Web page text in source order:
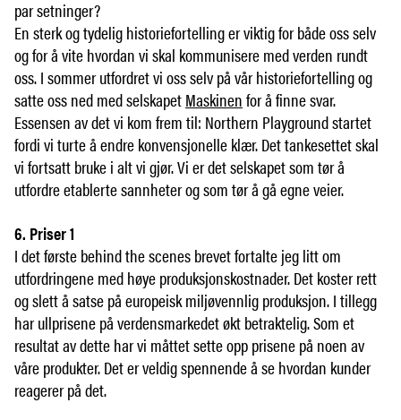
par setninger?
En sterk og tydelig historiefortelling er viktig for både oss selv
og for å vite hvordan vi skal kommunisere med verden rundt
oss. I sommer utfordret vi oss selv på vår historiefortelling og
satte oss ned med selskapetMaskinenfor å finne svar.
Essensen av det vi kom frem til: Northern Playground startet
fordi vi turte å endre konvensjonelle klær. Det tankesettet skal
vi fortsatt bruke i alt vi gjør. Vi er det selskapet som tør å
utfordre etablerte sannheter og som tør å gå egne veier.
6. Priser 1
I det første behind the scenes brevet fortalte jeg litt om
utfordringene med høye produksjonskostnader. Det koster rett
og slett å satse på europeisk miljøvennlig produksjon. I tillegg
har ullprisene på verdensmarkedet økt betraktelig. Som et
resultat av dette har vi måttet sette opp prisene på noen av
våre produkter. Det er veldig spennende å se hvordan kunder
reagerer på det.